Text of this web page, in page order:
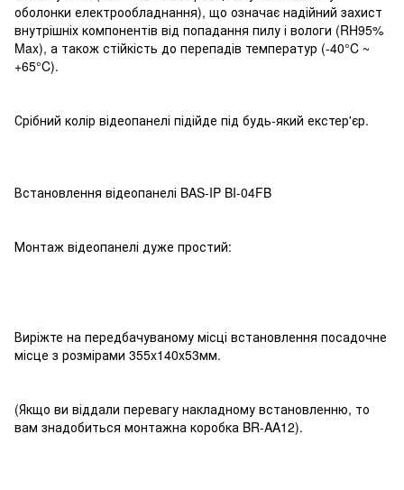
оболонки електрообладнання), що означає надійний захист
внутрішніх компонентів від попадання пилу і вологи (RH95%
Max), а також стійкість до перепадів температур (-40°C ~
+65°C).
Срібний колір відеопанелі підійде під будь-який екстер'єр.
Встановлення відеопанелі BAS-IP BI-04FB
Монтаж відеопанелі дуже простий:
Виріжте на передбачуваному місці встановлення посадочне
місце з розмірами 355x140x53мм.
(Якщо ви віддали перевагу накладному встановленню, то
вам знадобиться монтажна коробка BR-AA12).